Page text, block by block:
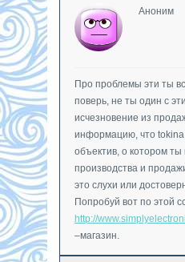
Аноним
Про проблемы эти ты
поверь, не ты один с
исчезновение из
информацию, что
объектив, о котором
производства и
это слухи или
Попробуй вот по этой
http://
–магазин.